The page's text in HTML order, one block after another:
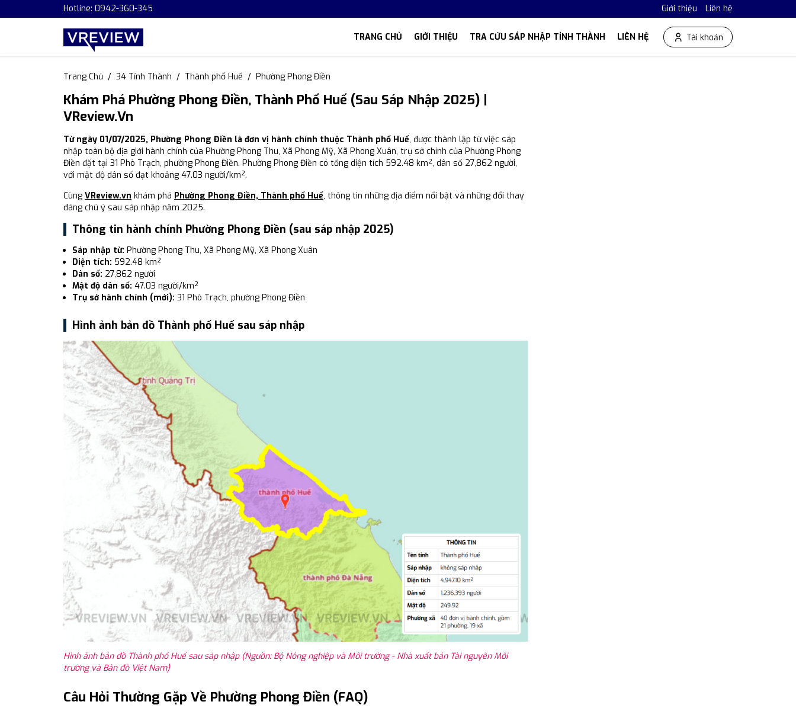
Hotline: 0942-360-345 Giới thiệu Liên hệ
TRANG CHỦ GIỚI THIỆU TRA CỨU SÁP NHẬP TỈNH THÀNH LIÊN HỆ Tài khoản
Trang Chủ 34 Tỉnh Thành Thành phố Huế Phường Phong Điền
Khám Phá Phường Phong Điền, Thành Phố Huế (Sau Sáp Nhập 2025) |
VReview.vn
Từ ngày 01/07/2025, Phường Phong Điền là đơn vị hành chính thuộc Thành phố Huế, được thành lập từ việc sáp
nhập toàn bộ địa giới hành chính của Phường Phong Thu, Xã Phong Mỹ, Xã Phong Xuân, trụ sở chính của Phường Phong
Điền đặt tại 31 Phò Trạch, phường Phong Điền. Phường Phong Điền có tổng diện tích 592.48 km², dân số 27,862 người,
với mật độ dân số đạt khoảng 47.03 người/km².
Cùng VReview.vn khám phá Phường Phong Điền, Thành phố Huế, thông tin những địa điểm nổi bật và những đổi thay
đáng chú ý sau sáp nhập năm 2025.
Thông tin hành chính Phường Phong Điền (sau sáp nhập 2025)
Sáp nhập từ: Phường Phong Thu, Xã Phong Mỹ, Xã Phong Xuân
Diện tích: 592.48 km²
Dân số: 27,862 người
Mật độ dân số: 47.03 người/km²
Trụ sở hành chính (mới): 31 Phò Trạch, phường Phong Điền
Hình ảnh bản đồ Thành phố Huế sau sáp nhập
Hình ảnh bản đồ Thành phố Huế sau sáp nhập (Nguồn: Bộ Nông nghiệp và Môi trường - Nhà xuất bản Tài nguyên Môi
trường và Bản đồ Việt Nam)
Câu Hỏi Thường Gặp Về Phường Phong Điền (FAQ)